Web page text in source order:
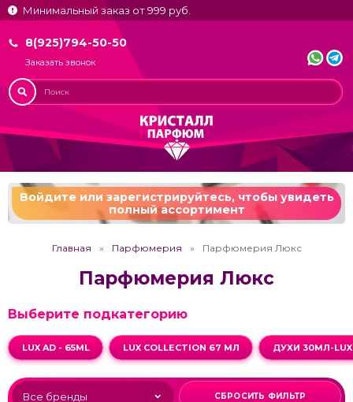
Минимальный заказ от 999 руб.
8(925)794-50-50
Заказать звонок
Войдите или зарегистрируйтесь,чтобы увидеть
полный ассортимент
Главная Парфюмерия Парфюмерия Люкс
Парфюмерия Люкс
Выберите подкатегорию
LUX AD - 65ML LUX COLLECTION 67 МЛ ДУХИ 30МЛ-LUX
СБРОСИТЬ ФИЛЬТР